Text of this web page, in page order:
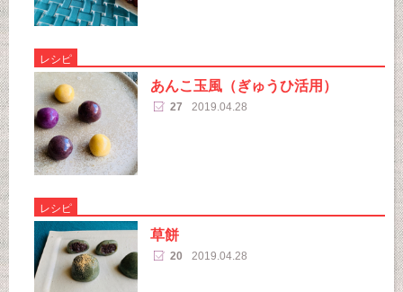
レシピ
あんこ玉風（ぎゅうひ活用）
27 2019.04.28
レシピ
草餅
20 2019.04.28